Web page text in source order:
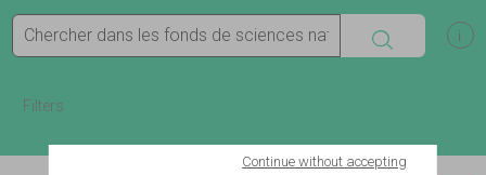
Search
Filters
Continue without accepting